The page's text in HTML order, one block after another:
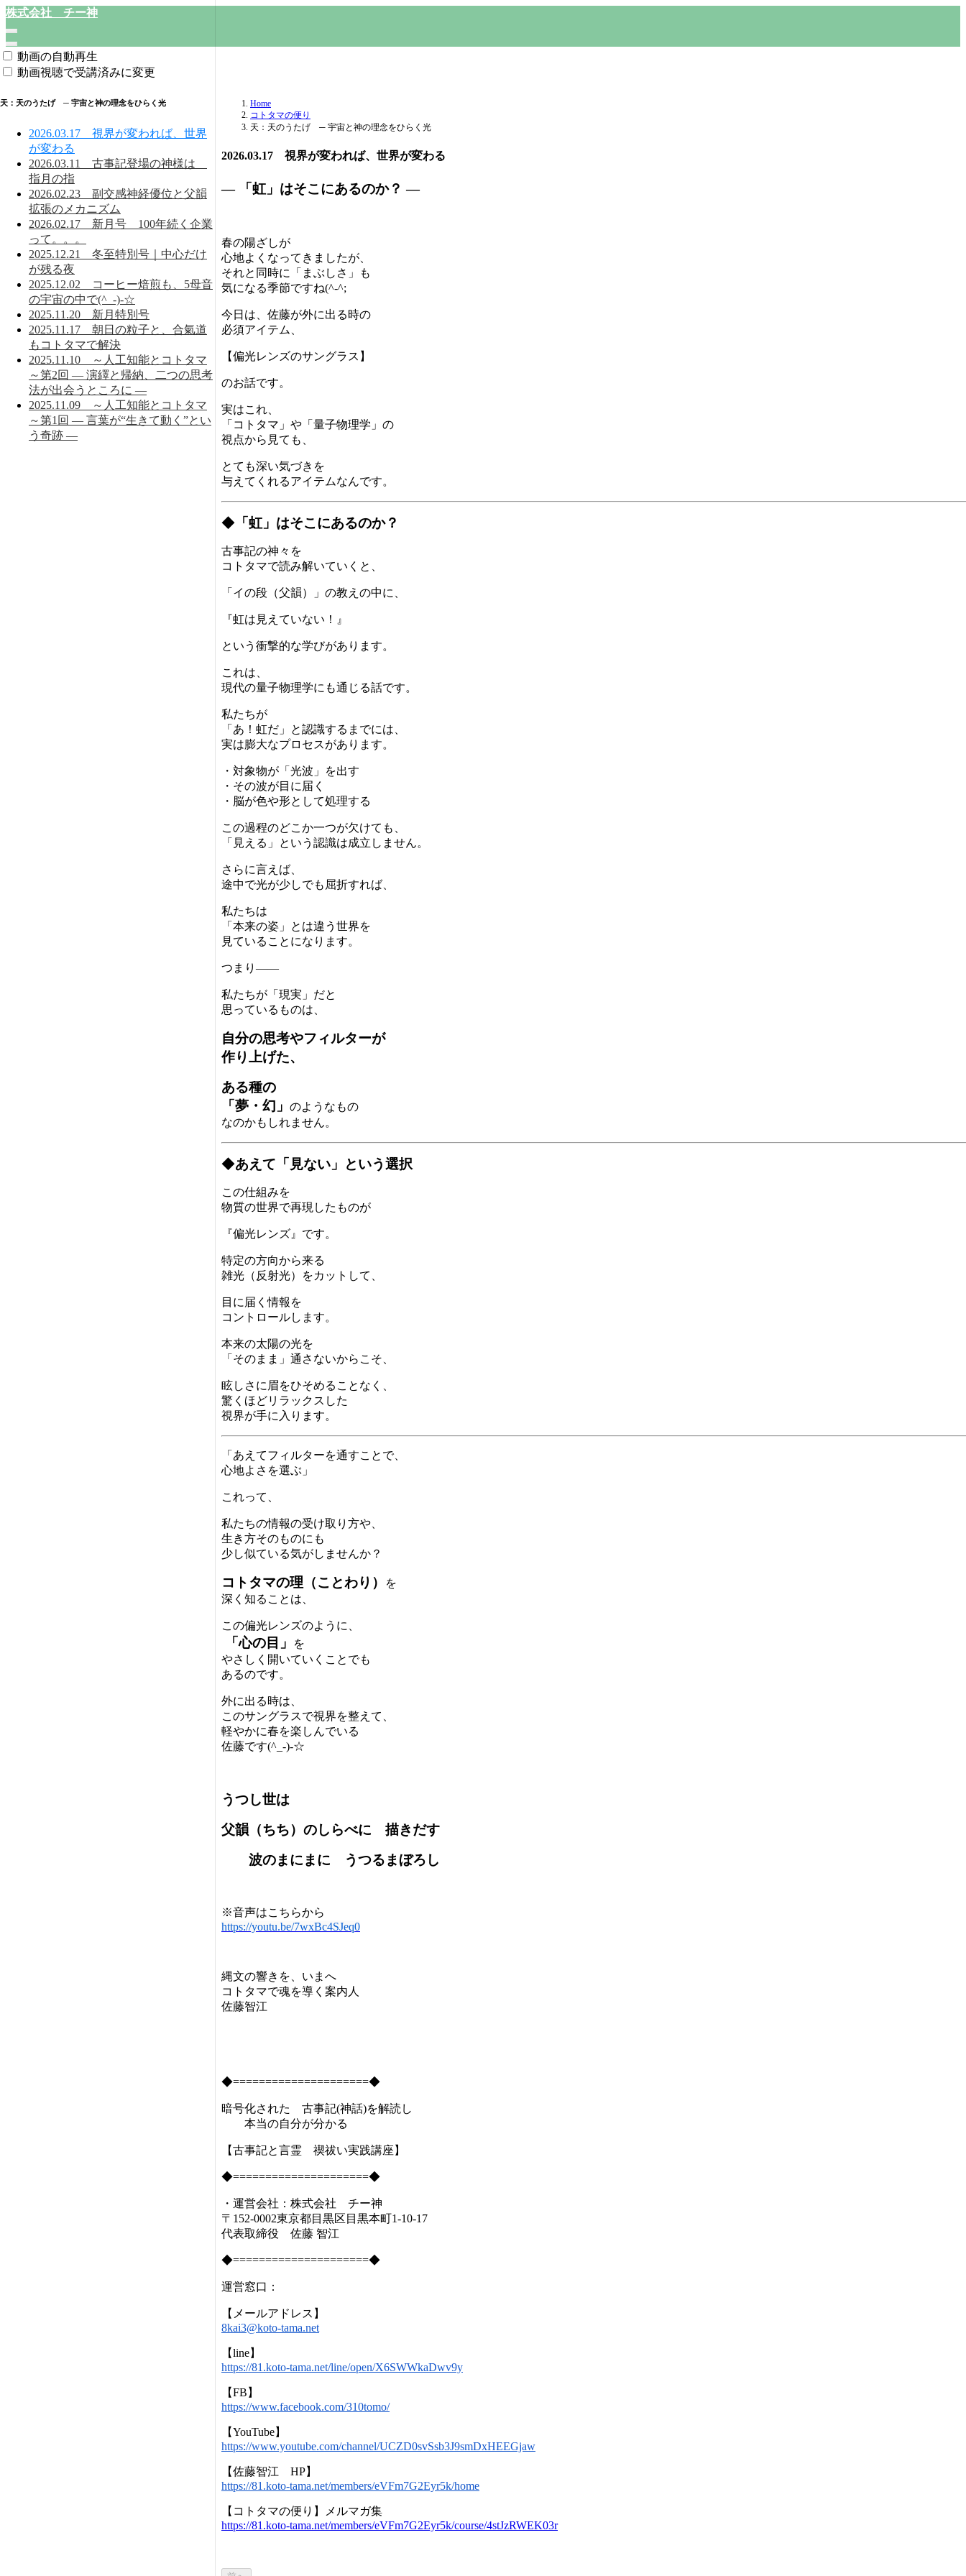
株式会社 チー神
動画の自動再生
動画視聴で受講済みに変更
天：天のうたげ ─ 宇宙と神の理念をひらく光
2026.03.17 視界が変われば、世界
が変わる
2026.03.11 古事記登場の神様は
指月の指
2026.02.23 副交感神経優位と父韻
拡張のメカニズム
2026.02.17 新月号 100年続く企業
って。。。
2025.12.21 冬至特別号｜中心だけ
が残る夜
2025.12.02 コーヒー焙煎も、5母音
の宇宙の中で(^_-)-☆
2025.11.20 新月特別号
2025.11.17 朝日の粒子と、合氣道
もコトタマで解決
2025.11.10 ～人工知能とコトタマ
～第2回 ― 演繹と帰納、二つの思考
法が出会うところに ―
2025.11.09 ～人工知能とコトタマ
～第1回 ― 言葉が“生きて動く”とい
う奇跡 ―
Home
コトタマの便り
天：天のうたげ ─ 宇宙と神の理念をひらく光
2026.03.17 視界が変われば、世界が変わる
― 「虹」はそこにあるのか？ ―
春の陽ざしが
心地よくなってきましたが、
それと同時に「まぶしさ」も
気になる季節ですね(^-^;
今日は、佐藤が外に出る時の
必須アイテム、
【偏光レンズのサングラス】
のお話です。
実はこれ、
「コトタマ」や「量子物理学」の
視点から見ても、
とても深い気づきを
与えてくれるアイテムなんです。
◆ 「虹」はそこにあるのか？
古事記の神々を
コトタマで読み解いていくと、
「イの段（父韻）」の教えの中に、
『虹は見えていない！』
という衝撃的な学びがあります。
これは、
現代の量子物理学にも通じる話です。
私たちが
「あ！虹だ」と認識するまでには、
実は膨大なプロセスがあります。
・対象物が「光波」を出す
・その波が目に届く
・脳が色や形として処理する
この過程のどこか一つが欠けても、
「見える」という認識は成立しません。
さらに言えば、
途中で光が少しでも屈折すれば、
私たちは
「本来の姿」とは違う世界を
見ていることになります。
つまり――
私たちが「現実」だと
思っているものは、
自分の思考やフィルターが
作り上げた、
ある種の
「夢・幻」 のようなもの
なのかもしれません。
◆あえて「見ない」という選択
この仕組みを
物質の世界で再現したものが
『偏光レンズ』です。
特定の方向から来る
雑光（反射光）をカットして、
目に届く情報を
コントロールします。
本来の太陽の光を
「そのまま」通さないからこそ、
眩しさに眉をひそめることなく、
驚くほどリラックスした
視界が手に入ります。
「あえてフィルターを通すことで、
心地よさを選ぶ」
これって、
私たちの情報の受け取り方や、
生き方そのものにも
少し似ている気がしませんか？
コトタマの理（ことわり）
を
深く知ることは、
この偏光レンズのように、
「心の目」
を
やさしく開いていくことでも
あるのです。
外に出る時は、
このサングラスで視界を整えて、
軽やかに春を楽しんでいる
佐藤です(^_-)-☆
うつし世は
父韻（ちち）のしらべに 描きだす
波のまにまに うつるまぼろし
※音声はこちらから
https://youtu.be/7wxBc4SJeq0
縄文の響きを、いまへ
コトタマで魂を導く案内人
佐藤智江
◆=====================◆
暗号化された 古事記(神話)を解読し
本当の自分が分かる
【古事記と言霊 禊祓い実践講座】
◆=====================◆
・運営会社：株式会社 チー神
〒152-0002東京都目黒区目黒本町1-10-17
代表取締役 佐藤 智江
◆=====================◆
運営窓口：
【メールアドレス】
8kai3@koto-tama.net
【line】
https://81.koto-tama.net/line/open/X6SWWkaDwv9y
【FB】
https://www.facebook.com/310tomo/
【YouTube】
https://www.youtube.com/channel/UCZD0svSsb3J9smDxHEEGjaw
【佐藤智江 HP】
https://81.koto-tama.net/members/eVFm7G2Eyr5k/home
【コトタマの便り】
メルマガ集
https://81.koto-tama.net/members/eVFm7G2Eyr5k/course/4stJzRWEK03r